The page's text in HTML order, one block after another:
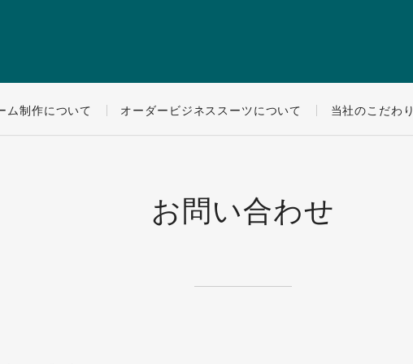
ム制作について オーダービジネススーツについて 当社のこだわり
お問い合わせ